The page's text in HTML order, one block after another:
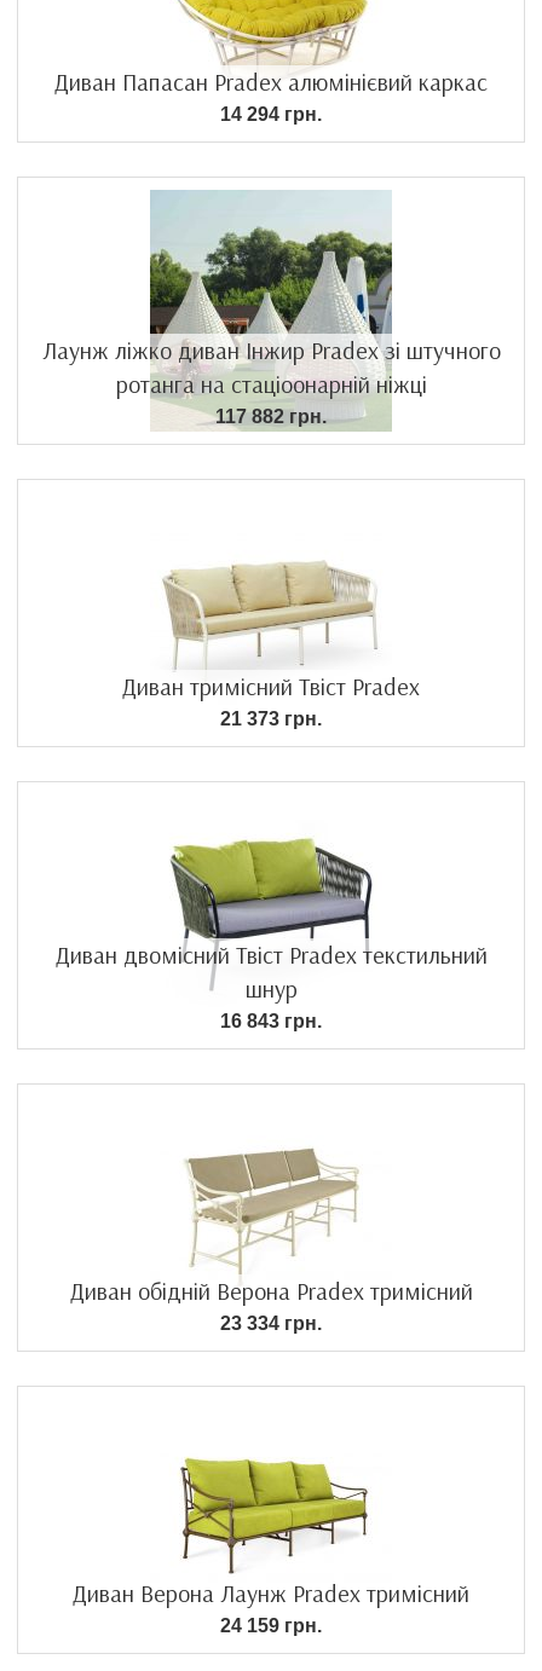
Диван Папасан Pradex алюмінієвий каркас
14 294 грн.
Лаунж ліжко диван Інжир Pradex зі штучного
ротанга на стаціоонарній ніжці
117 882 грн.
Диван тримісний Твіст Pradex
21 373 грн.
Диван двомісний Твіст Pradex текстильний
шнур
16 843 грн.
Диван обідній Верона Pradex тримісний
23 334 грн.
Диван Верона Лаунж Pradex тримісний
24 159 грн.